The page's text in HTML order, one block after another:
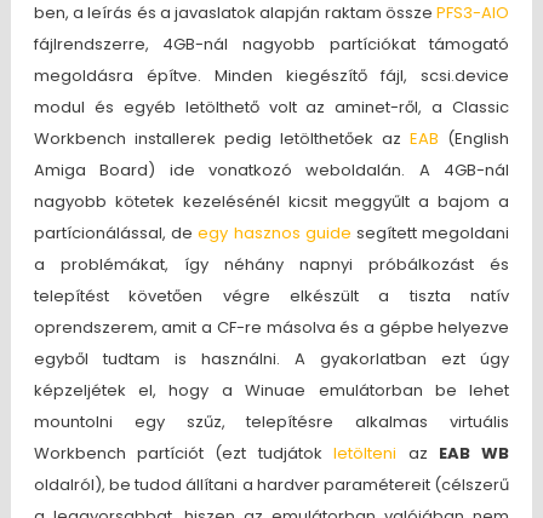
ben, a leírás és a javaslatok alapján raktam összePFS3-AIO
fájlrendszerre, 4GB-nál nagyobb partíciókat támogató
megoldásra építve. Minden kiegészítő fájl, scsi.device
modul és egyéb letölthető volt az aminet-ről, a Classic
Workbench installerek pedig letölthetőek azEAB (English
Amiga Board) ide vonatkozó weboldalán. A 4GB-nál
nagyobb kötetek kezelésénél kicsit meggyűlt a bajom a
partícionálással, deegy hasznos guide segített megoldani
a problémákat, így néhány napnyi próbálkozást és
telepítést követően végre elkészült a tiszta natív
oprendszerem, amit a CF-re másolva és a gépbe helyezve
egyből tudtam is használni. A gyakorlatban ezt úgy
képzeljétek el, hogy a Winuae emulátorban be lehet
mountolni egy szűz, telepítésre alkalmas virtuális
Workbench partíciót (ezt tudjátokletölteni az EAB WB
oldalról), be tudod állítani a hardver paramétereit (célszerű